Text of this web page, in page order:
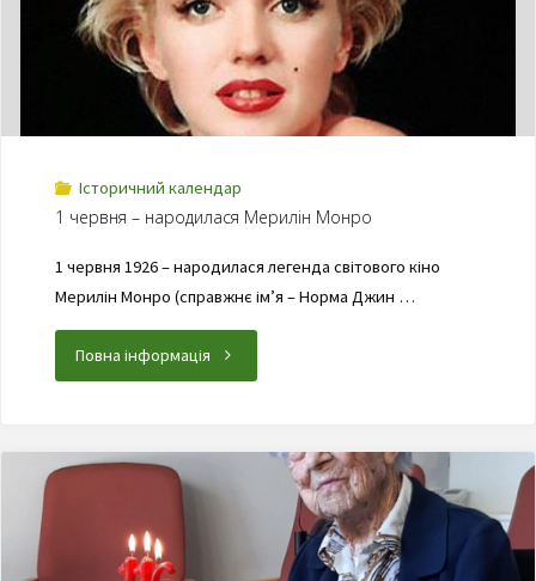
Історичний календар
1 червня – народилася Мерилін Монро
1 червня 1926 – народилася легенда світового кіно
Мерилін Монро (справжнє ім’я – Норма Джин …
Повна інформація